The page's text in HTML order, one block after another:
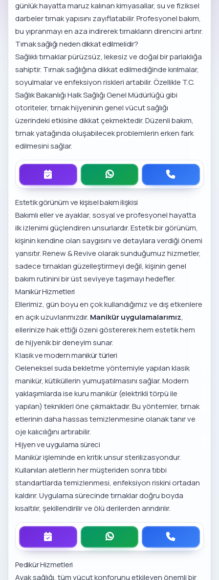
günlük hayatta maruz kalınan kimyasallar, su ve fiziksel
darbeler tırnak yapısını zayıflatabilir. Profesyonel bakım,
bu yıpranmayı en aza indirerek tırnakların direncini artırır.
Tırnak sağlığı neden dikkat edilmelidir?
Sağlıklı tırnaklar pürüzsüz, lekesiz ve doğal bir parlaklığa
sahiptir. Tırnak sağlığına dikkat edilmediğinde kırılmalar,
soyulmalar ve enfeksiyon riskleri artabilir. Özellikle T.C.
Sağlık Bakanlığı Halk Sağlığı Genel Müdürlüğügibi
otoriteler, tırnak hijyeninin genel vücut sağlığı
üzerindeki etkisine dikkat çekmektedir. Düzenli bakım,
tırnak yatağında oluşabilecek problemlerin erken fark
edilmesini sağlar.
Estetik görünüm ve kişisel bakım ilişkisi
Bakımlı eller ve ayaklar, sosyal ve profesyonel hayatta
ilk izlenimi güçlendiren unsurlardır. Estetik bir görünüm,
kişinin kendine olan saygısını ve detaylara verdiği önemi
yansıtır. Renew & Revive olarak sunduğumuz hizmetler,
sadece tırnakları güzelleştirmeyi değil, kişinin genel
bakım rutinini bir üst seviyeye taşımayı hedefler.
Manikür Hizmetleri
Ellerimiz, gün boyu en çok kullandığımız ve dış etkenlere
en açık uzuvlarımızdır. Manikür uygulamalarımız,
ellerinize hak ettiği özeni göstererek hem estetik hem
de hijyenik bir deneyim sunar.
Klasik ve modern manikür türleri
Geleneksel suda bekletme yöntemiyle yapılan klasik
manikür, kütiküllerin yumuşatılmasını sağlar. Modern
yaklaşımlarda ise kuru manikür (elektrikli törpü ile
yapılan) teknikleri öne çıkmaktadır. Bu yöntemler, tırnak
etlerinin daha hassas temizlenmesine olanak tanır ve
oje kalıcılığını artırabilir.
Hijyen ve uygulama süreci
Manikür işleminde en kritik unsur sterilizasyondur.
Kullanılan aletlerin her müşteriden sonra tıbbi
standartlarda temizlenmesi, enfeksiyon riskini ortadan
kaldırır. Uygulama sürecinde tırnaklar doğru boyda
kısaltılır, şekillendirilir ve ölü derilerden arındırılır.
Pedikür Hizmetleri
Ayak sağlığı, tüm vücut konforunu etkileyen önemli bir